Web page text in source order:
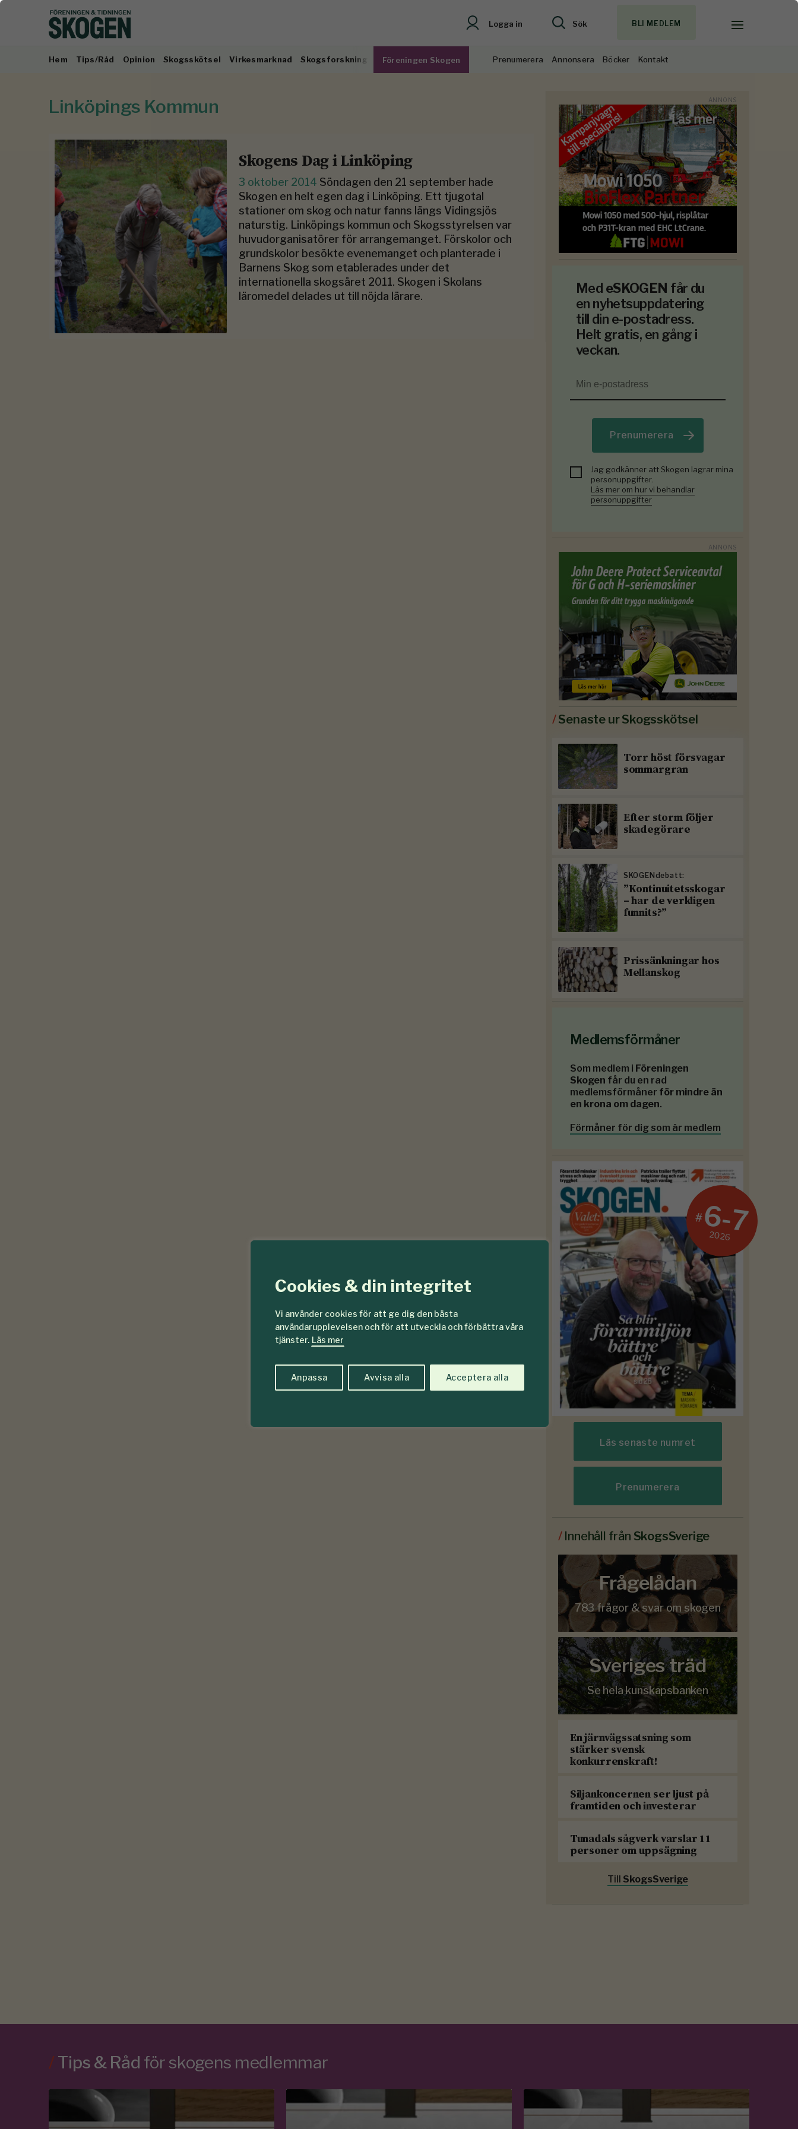
Cookies & din integritet
Vi använder cookies för att ge dig den bästa
användarupplevelsen och för att utveckla och förbättra våra
tjänster. Läs mer
Anpassa Avvisa alla Acceptera alla
Logga in Sök BLI MEDLEM
Hem Tips/Råd Opinion Skogsskötsel Virkesmarknad Skogsforskning Föreningen Skogen Prenumerera Annonsera Böcker Kontakt
Linköpings Kommun
Skogens Dag i Linköping
3 oktober 2014 Söndagen den 21 september hade
Skogen en helt egen dag i Linköping. Ett tjugotal
stationer om skog och natur fanns längs Vidingsjös
naturstig. Linköpings kommun och Skogsstyrelsen var
huvudorganisatörer för arrangemanget. Förskolor och
grundskolor besökte evenemanget och planterade i
Barnens Skog som etablerades under det
internationella skogsåret 2011. Skogen i Skolans
läromedel delades ut till nöjda lärare.
Med eSKOGEN får du
en nyhetsuppdatering
till din e-postadress.
Helt gratis, en gång i
veckan.
Prenumerera
Jag godkänner att Skogen lagrar mina
personuppgifter.
Läs mer om hur vi behandlar
personuppgifter
/Senaste ur Skogsskötsel
Torr höst försvagar
sommargran
Efter storm följer
skadegörare
SKOGENdebatt:
”Kontinuitetsskogar
– har de verkligen
funnits?”
Prissänkningar hos
Mellanskog
Medlemsförmåner
Som medlem i Föreningen
Skogen får du en rad
medlemsförmåner för mindre än
en krona om dagen.
Förmåner för dig som är medlem
#6-7
2026
Läs senaste numret
Prenumerera
/ Innehåll från SkogsSverige
Frågelådan
783 frågor & svar om skogen
Sveriges träd
Se hela kunskapsbanken
En järnvägssatsning som
stärker svensk
konkurrenskraft!
Siljankoncernen ser ljust på
framtiden och investerar
Tunadals sågverk varslar 11
personer om uppsägning
Till SkogsSverige
/ Tips & Råd för skogens medlemmar